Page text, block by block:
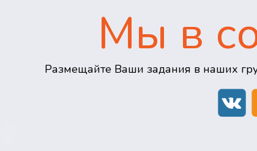
Мы в
Размещайте Ваши задания в наших